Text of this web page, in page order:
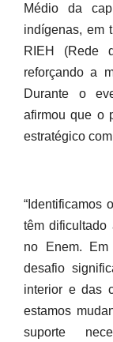
Médio da
indígenas, em
RIEH (Rede
reforçando a
Durante o
afirmou que o
estratégico
“Identificamos
têm dificultado
no Enem.
desafio
interior e das
estamos
suporte